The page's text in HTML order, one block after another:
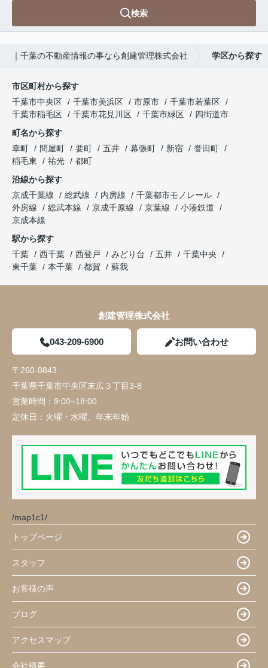
検索
｜千葉の不動産情報の事なら創建管理株式会社 学区から探す
市区町村から探す
千葉市中央区
千葉市美浜区 市原市
千葉市若葉区
千葉市稲毛区
千葉市花見川区 千葉市緑区
四街道市
町名から探す
幸町
問屋町 要町 五井 幕張町 新宿
誉田町
稲毛東
祐光
都町
沿線から探す
京成千葉線
総武線 内房線
千葉都市モノレール
外房線
総武本線 京成千原線 京葉線
小湊鉄道
京成本線
駅から探す
千葉
西千葉 西登戸 みどり台 五井
千葉中央
東千葉
本千葉 都賀 蘇我
創建管理株式会社
043-209-6900 お問い合わせ
〒260-0843
千葉県千葉市中央区末広３丁目3-8
営業時間： 9:00~18:00
定休日： 火曜・水曜、年末年始
/map1c1/
トップページ
スタッフ
お客様の声
ブログ
アクセスマップ
会社概要